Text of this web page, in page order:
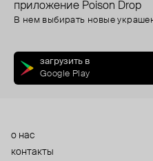
приложение Poison Drop
В нем выбирать новые
загрузить в
Google Play
о нас
контакты